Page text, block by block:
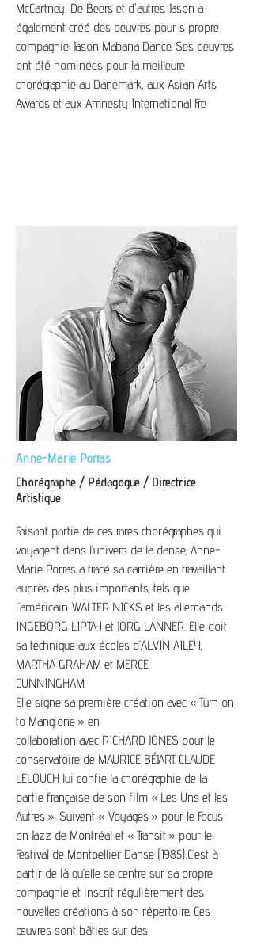
McCartney, De Beers et d'autres. Jason a
également créé des oeuvres pour s propre
compagnie: Jason Mabana Dance. Ses oeuvres
ont été nominées pour la meilleure
chorégraphie au Danemark, aux Asian Arts
Awards et aux Amnesty International Fre
Anne-Marie Porras
Chorégraphe / Pédagogue / Directrice
Artistique
Faisant partie de ces rares chorégraphes qui
voyagent dans l’univers de la danse, Anne-
Marie Porras a tracé sa carrière en travaillant
auprès des plus importants, tels que
l’américain WALTER NICKS et les allemands
INGEBORG LIPTAY et JORG LANNER. Elle doit
sa technique aux écoles d’ALVIN AILEY,
MARTHA GRAHAM et MERCE
CUNNINGHAM.
Elle signe sa première création avec « Turn on
to Mangione » en
collaboration avec RICHARD JONES pour le
conservatoire de MAURICE BÉJART. CLAUDE
LELOUCH lui confie la chorégraphie de la
partie française de son film « Les Uns et les
Autres ». Suivent « Voyages » pour le Focus
on Jazz de Montréal et « Transit » pour le
Festival de Montpellier Danse (1985).C’est à
partir de là qu’elle se centre sur sa propre
compagnie et inscrit régulièrement des
nouvelles créations à son répertoire. Ces
œuvres sont bâties sur des